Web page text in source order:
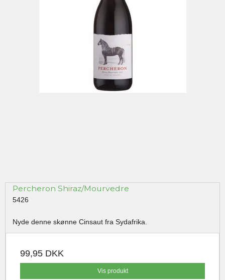
Percheron Shiraz/Mourvedre
5426
Nyde denne skønne Cinsaut fra Sydafrika.
99,95 DKK
Vis produkt